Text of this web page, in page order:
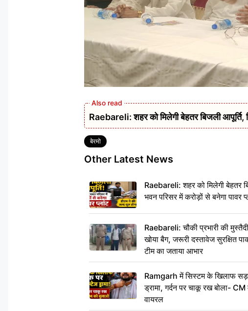
Raebareli: शहर को मिलेगी बेहतर बिजली आपूर्ति,
Tags
बेरमो
Other Latest News
Raebareli: शहर को मिलेगी बेहतर
भवन परिसर में करोड़ों से बनेगा पावर
Raebareli: चौकी प्रभारी की
खोया बैग, जरूरी दस्तावेज सुरक्षित
टीम का जताया आभार
Ramgarh में सिस्टम के खिलाफ
ड्रामा, गर्दन पर चाकू रख बोला-
वायरल